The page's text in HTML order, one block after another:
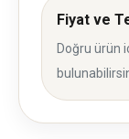
Fiyat ve
Doğru ürün